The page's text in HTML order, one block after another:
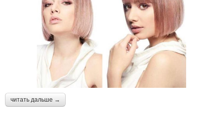
читать дальше →